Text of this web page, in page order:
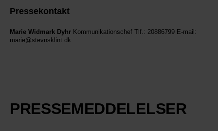
Pressekontakt
Marie Widmark Dyhr Kommunikationschef Tlf.: 20886799 E-mail:
marie@stevnsklint.dk
PRESSEMEDDELELSER